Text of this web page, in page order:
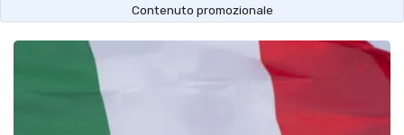
Contenuto promozionale